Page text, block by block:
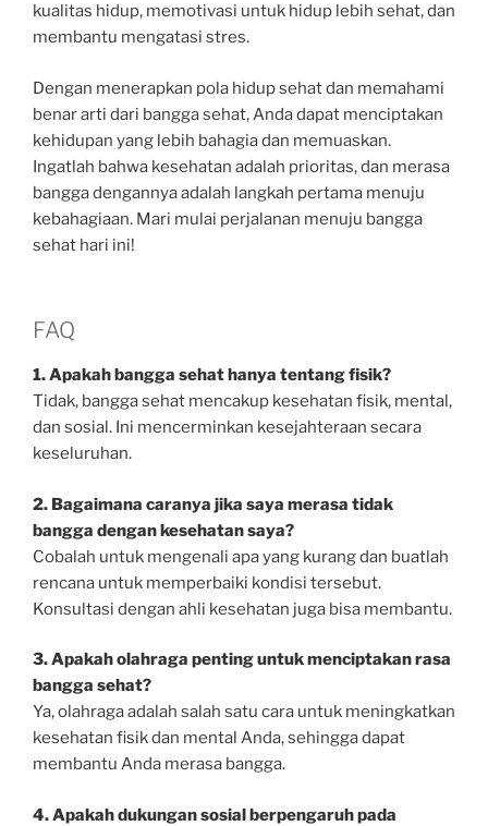
kualitas hidup, memotivasi untuk hidup lebih sehat, dan
membantu mengatasi stres.
Dengan menerapkan pola hidup sehat dan memahami
benar arti dari bangga sehat, Anda dapat menciptakan
kehidupan yang lebih bahagia dan memuaskan.
Ingatlah bahwa kesehatan adalah prioritas, dan merasa
bangga dengannya adalah langkah pertama menuju
kebahagiaan. Mari mulai perjalanan menuju bangga
sehat hari ini!
FAQ
1. Apakah bangga sehat hanya tentang fisik?
Tidak, bangga sehat mencakup kesehatan fisik, mental,
dan sosial. Ini mencerminkan kesejahteraan secara
keseluruhan.
2. Bagaimana caranya jika saya merasa tidak
bangga dengan kesehatan saya?
Cobalah untuk mengenali apa yang kurang dan buatlah
rencana untuk memperbaiki kondisi tersebut.
Konsultasi dengan ahli kesehatan juga bisa membantu.
3. Apakah olahraga penting untuk menciptakan rasa
bangga sehat?
Ya, olahraga adalah salah satu cara untuk meningkatkan
kesehatan fisik dan mental Anda, sehingga dapat
membantu Anda merasa bangga.
4. Apakah dukungan sosial berpengaruh pada